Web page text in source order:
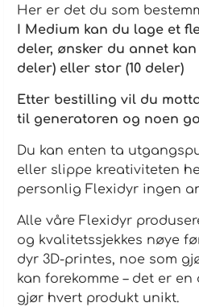
Her er det du som
I Medium kan du lage et
deler, ønsker du annet
deler) eller stor (10 deler)
Etter bestilling vil du
til generatoren og noen
Du kan enten ta
eller slippe kreativiteten
personlig Flexidyr ingen
Alle våre Flexidyr
og kvalitetssjekkes nøye
dyr 3D-printes, noe som
kan forekomme – det er
gjør hvert produkt unikt.